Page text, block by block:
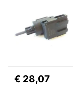
Brico
e
Giardinaggio
e
Watch
Ultra​
€ 28,07